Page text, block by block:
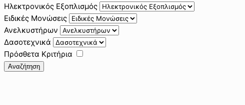
Ηλεκτρονικός Εξοπλισμός
Ειδικές Μονώσεις
Ανελκυστήρων
Δασοτεχνικά
Πρόσθετα Κριτήρια
Αναζήτηση